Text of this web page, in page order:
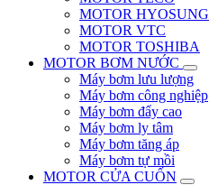
MOTOR HYOSUNG
MOTOR VTC
MOTOR TOSHIBA
MOTOR BƠM NƯỚC
Máy bơm lưu lượng
Máy bơm công nghiệp
Máy bơm đẩy cao
Máy bơm ly tâm
Máy bơm tăng áp
Máy bơm tự mồi
MOTOR CỬA CUỐN